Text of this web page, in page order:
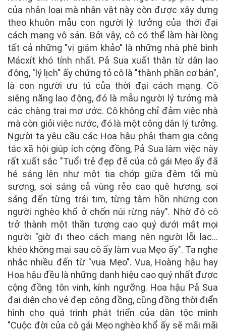
của nhân loại mà nhân vật này còn được xây dựng
theo khuôn mẫu con người lý tưởng của thời đại
cách mạng vô sản. Bởi vậy, cô có thể làm hài lòng
tất cả những "vị giám khảo" là những nhà phê bình
Mácxít khó tính nhất. Pả Sua xuất thân từ dân lao
động, "lý lịch" ấy chứng tỏ cô là "thành phần cơ bản",
là con người ưu tú của thời đại cách mạng. Cô
siêng năng lao động, đó là mẫu người lý tưởng mà
các chàng trai mơ ước. Cô không chỉ đảm việc nhà
mà còn giỏi việc nước, đó là một công dân lý tưởng.
Người ta yêu cầu các Hoa hậu phải tham gia công
tác xã hội giúp ích cộng đồng, Pả Sua làm việc này
rất xuất sắc "Tuổi trẻ đẹp đẽ của cô gái Mẹo ấy đã
hé sáng lên như một tia chớp giữa đêm tối mù
sương, soi sáng cả vùng rẻo cao quê hương, soi
sáng đến từng trái tim, từng tâm hồn những con
người nghèo khổ ở chốn núi rừng này". Nhờ đó cô
trở thành một thần tượng cao quý dưới mắt mọi
người "giờ đi theo cách mạng nên người lỗi lạc...
khéo không mai sau cô ấy làm vua Mẹo ấy". Ta nghe
nhắc nhiều đến từ "vua Mẹo". Vua, Hoàng hậu hay
Hoa hậu đều là những danh hiệu cao quý nhất được
cộng đồng tôn vinh, kính ngưỡng. Hoa hậu Pả Sua
đại diện cho vẻ đẹp cộng đồng, cũng đồng thời điển
hình cho quá trình phát triển của dân tộc mình
"Cuộc đời của cô gái Mẹo nghèo khổ ấy sẽ mãi mãi